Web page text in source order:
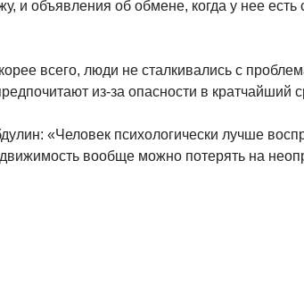
объявления об обмене, когда у нее
всего, люди не сталкивались с
из-за опасности в кратчайший
«Человек психологически лучше
вообще можно потерять на